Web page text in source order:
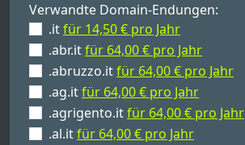
Verwandte Domain-Endungen:
.itfür 14,50 € pro Jahr
.abr.itfür 64,00 € pro Jahr
.abruzzo.itfür 64,00 € pro Jahr
.ag.itfür 64,00 € pro Jahr
.agrigento.itfür 64,00 € pro Jahr
.al.itfür 64,00 € pro Jahr